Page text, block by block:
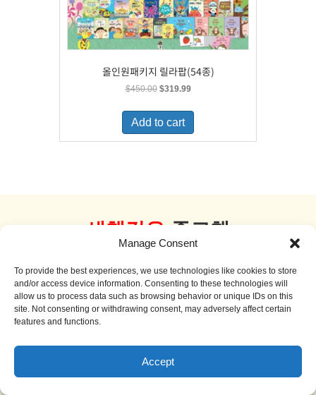
Manage Consent
To provide the best experiences, we use technologies like cookies to store
and/or access device information. Consenting to these technologies will
allow us to process data such as browsing behavior or unique IDs on this
site. Not consenting or withdrawing consent, may adversely affect certain
features and functions.
Accept
올인원패키지 릴라팝(54종)
$450.00 Original
was:
$450.00.
$319.99Current
is:
Add to cart
새책같은 중고책
더 보기
Sale!